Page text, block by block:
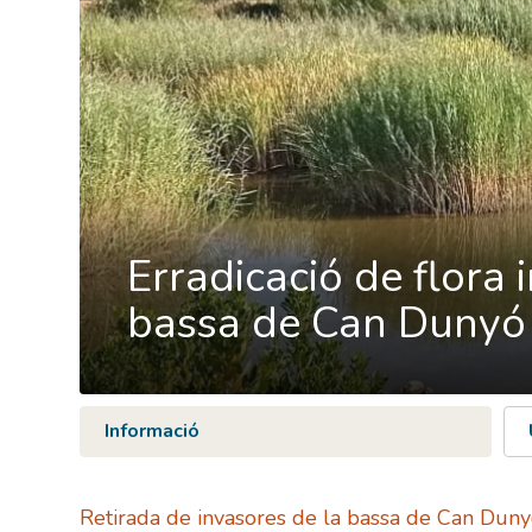
Erradicació de flora
bassa de Can Dunyó
Informació
Retirada de invasores de la bassa de Can